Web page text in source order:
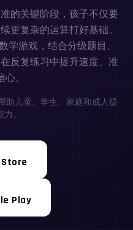
的关键阶段，孩子不仅要
更复杂的运算打好基础。
学游戏，结合分级题目、
反复练习中提升速度、准
。
助儿童、学生、家庭和成人提
。
Play